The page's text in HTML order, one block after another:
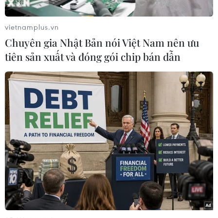
#Guatemala #Ma túy #Băng nhóm
#Thảm sát
#Nội chiến
Guatemala
Theo dõi VietnamPlus
vietnamplus.vn
Chuyên gia Nhật Bản nói Việt Nam nên ưu
tiên sản xuất và đóng gói chip bán dẫn